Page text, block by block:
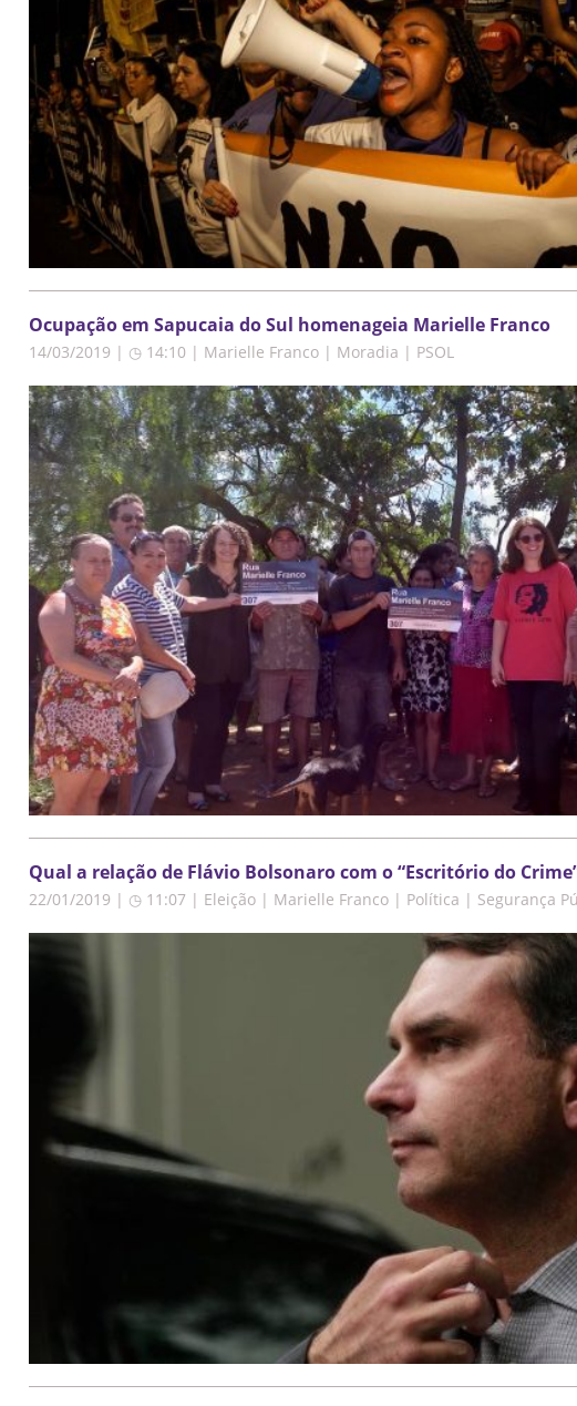
Ocupação em Sapucaia do Sul homenageia Marielle Franco
14/03/2019 | ◷ 14:10 | Marielle Franco | Moradia | PSOL
Qual a relação de Flávio Bolsonaro com o “Escritório do
22/01/2019 | ◷ 11:07 | Eleição | Marielle Franco | Política | Segurança